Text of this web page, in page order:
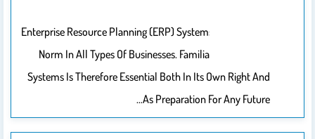
Enterprise Resource Planning (ERP) Systems Are Now The
Norm In All Types Of Businesses. Familiarity With Such
Systems Is Therefore Essential Both In Its Own Right And
As Preparation For Any Future…